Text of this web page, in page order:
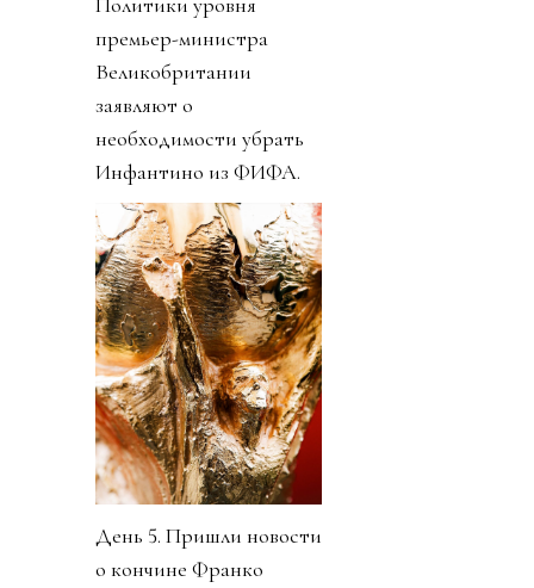
премьер-министра
Великобритании
заявляют о
необходимости убрать
Инфантино из ФИФА.
День 5. Пришли новости
о кончине Франко